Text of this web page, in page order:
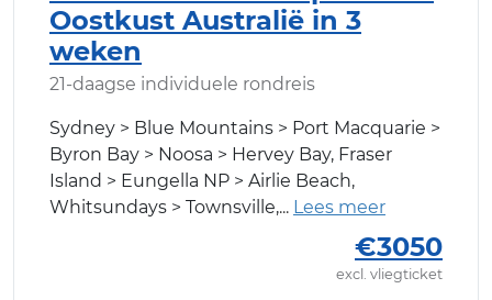
Whitsundays > Townsville,
Bekijken